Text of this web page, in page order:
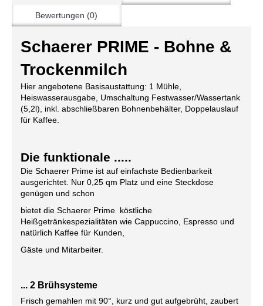
Bewertungen (0)
Schaerer PRIME - Bohne &
Trockenmilch
Hier angebotene Basisaustattung: 1 Mühle,
Heiswasserausgabe, Umschaltung Festwasser/Wassertank
(5,2l), inkl. abschließbaren Bohnenbehälter, Doppelauslauf
für Kaffee.
Die funktionale .....
Die Schaerer Prime ist auf einfachste Bedienbarkeit
ausgerichtet. Nur 0,25 qm Platz und eine Steckdose
genügen und schon
bietet die Schaerer Prime köstliche
Heißgetränkespezialitäten wie Cappuccino, Espresso und
natürlich Kaffee für Kunden,
Gäste und Mitarbeiter.
... 2 Brühsysteme
Frisch gemahlen mit 90°, kurz und gut aufgebrüht, zaubert